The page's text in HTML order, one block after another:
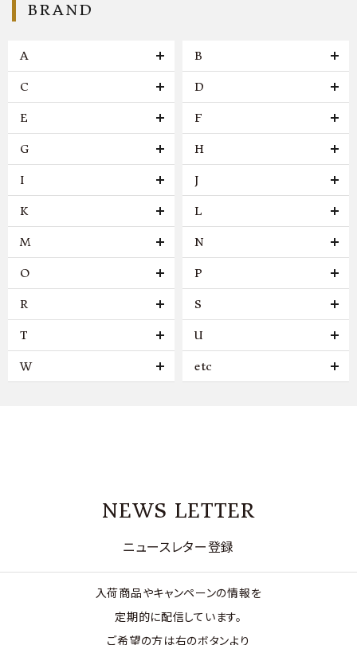
BRAND
A B
C D
E F
G H
I J
K L
M N
O P
R S
T U
W etc
NEWS LETTER
ニュースレター登録
入荷商品やキャンペーンの情報を
定期的に配信しています。
ご希望の方は右のボタンより